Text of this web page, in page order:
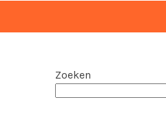
Zoeken